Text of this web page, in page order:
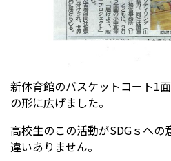
新体育館のバスケットコート1
の形に広げました。
高校生のこの活動がSDGｓへ
違いありません。